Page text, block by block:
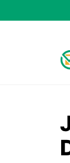
to